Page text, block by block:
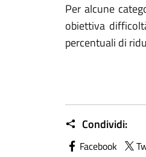
Per alcune
obiettiva
percentuali di
Condividi:
Facebook